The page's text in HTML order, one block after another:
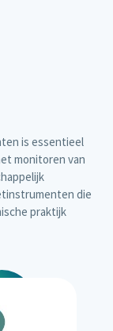
is essentieel
monitoren van
die
praktijk